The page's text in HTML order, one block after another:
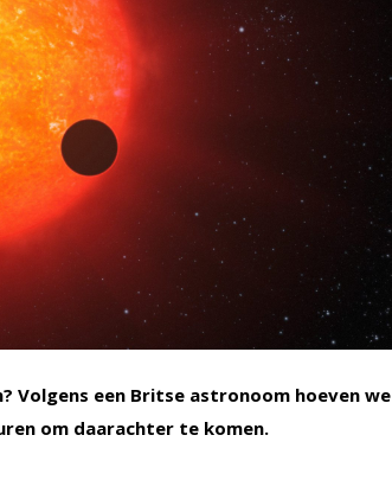
Volgens een Britse astronoom hoeven we
om daarachter te komen.